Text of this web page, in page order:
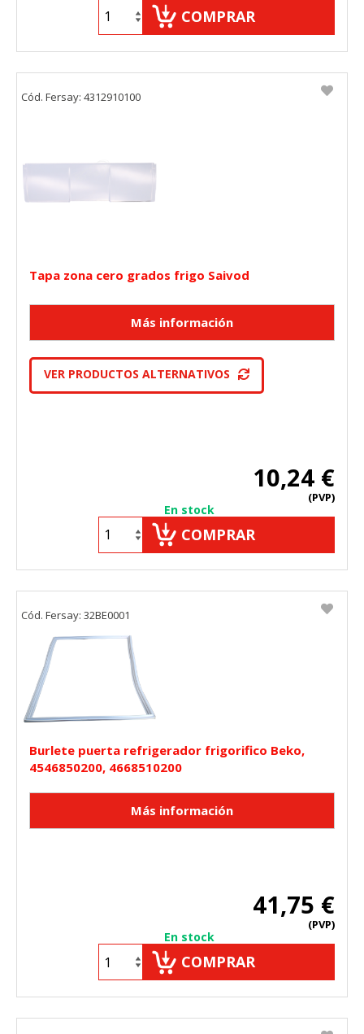
COMPRAR
Tapa zona cero grados frigo Saivod
VER PRODUCTOS ALTERNATIVOS
10,24 €
(PVP)
En stock
COMPRAR
Cód. Fersay: 4312910100
Burlete puerta refrigerador frigorifico Beko,
4546850200, 4668510200
41,75 €
(PVP)
En stock
COMPRAR
Cód. Fersay: 32BE0001